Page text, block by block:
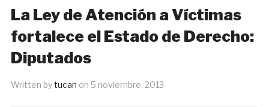
La Ley de Atención a Víctimas
fortalece el Estado de Derecho:
Diputados
Written bytucan on 5 noviembre, 2013